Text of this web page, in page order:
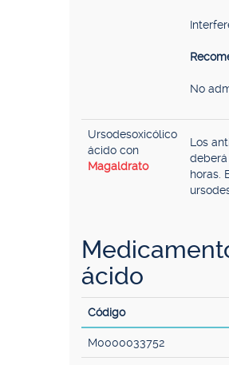
No
Ursodesoxicólico
ácido con
Magaldrato
Los
horas.
ácido
Código
M0000033752